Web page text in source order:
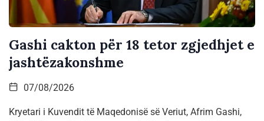
Gashi cakton për 18 tetor zgjedhjet e
jashtëzakonshme
07/08/2026
Kryetari i Kuvendit të Maqedonisë së Veriut, Afrim Gashi,